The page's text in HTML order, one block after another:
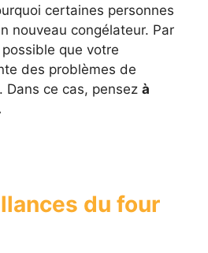
certaines personnes
nouveau congélateur. Par
que votre
des problèmes de
ce cas, pensez à
du four